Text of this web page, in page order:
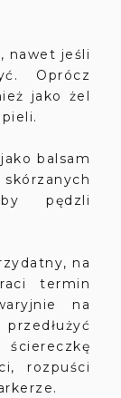
nawet jeśli
Oprócz
jako żel
balsam
pędzli
na
termin
na
rozpuści